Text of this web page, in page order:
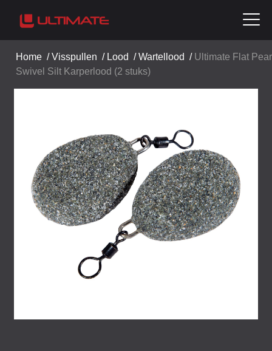
Home /Visspullen / Lood /Wartellood / Ultimate Flat Pear
Swivel Silt Karperlood (2 stuks)